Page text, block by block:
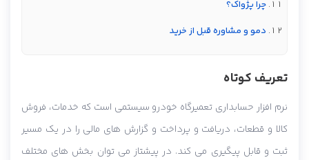
چرا پژواک؟
دمو و مشاوره قبل از خرید
تعریف کوتاه
نرم افزار حسابداری تعمیرگاه خودرو سیستمی است که خدمات، فروش
کالا و قطعات، دریافت و پرداخت و گزارش های مالی را در یک مسیر
ثبت و قابل پیگیری می کند. در پیشتاز می توان بخش های مختلف